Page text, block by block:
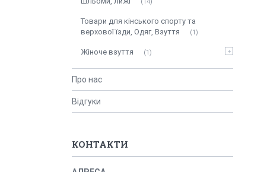
Товари для кінського спорту та
верхової їзди, Одяг, Взуття
1
Жіноче взуття 1
Про нас
Відгуки
КОНТАКТИ